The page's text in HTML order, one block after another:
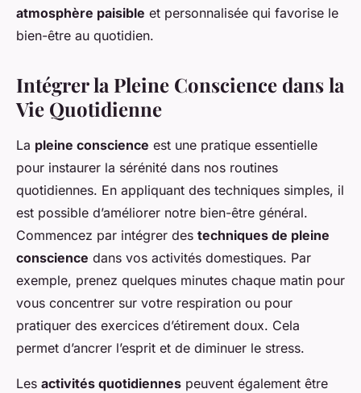
atmosphère paisible et personnalisée qui favorise le
bien-être au quotidien.
Intégrer la Pleine Conscience dans la
Vie Quotidienne
La pleine conscience est une pratique essentielle
pour instaurer la sérénité dans nos routines
quotidiennes. En appliquant des techniques simples, il
est possible d’améliorer notre bien-être général.
Commencez par intégrer des techniques de pleine
conscience dans vos activités domestiques. Par
exemple, prenez quelques minutes chaque matin pour
vous concentrer sur votre respiration ou pour
pratiquer des exercices d’étirement doux. Cela
permet d’ancrer l’esprit et de diminuer le stress.
Les activités quotidiennes peuvent également être